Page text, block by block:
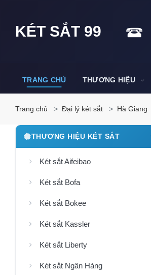
KÉT SẮT 99
TRANG CHỦ THƯƠNG HIỆU
Trang chủ Đại lý két sắt Hà Giang
THƯƠNG HIỆU KÉT SẮT
Két sắt Aifeibao
Két sắt Bofa
Két sắt Bokee
Két sắt Kassler
Két sắt Liberty
Két sắt Ngân Hàng